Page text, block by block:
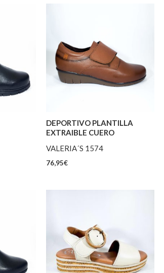
DEPORTIVO PLANTILLA
EXTRAIBLE CUERO
VALERIA´S 1574
76,95€